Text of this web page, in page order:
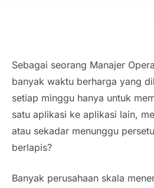
Sebagai seorang Manajer
banyak waktu berharga yang
setiap minggu hanya untuk
satu aplikasi ke aplikasi lain,
atau sekadar menunggu
berlapis?
Banyak perusahaan skala